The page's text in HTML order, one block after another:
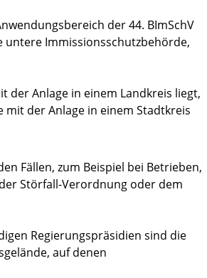
der 44. BImSchV
untere Immissionsschutzbehörde,
der Anlage in einem Landkreis liegt,
der Anlage in einem Stadtkreis
Fällen, zum Beispiel bei Betrieben,
Störfall-Verordnung oder dem
Regierungspräsidien sind die
auf denen